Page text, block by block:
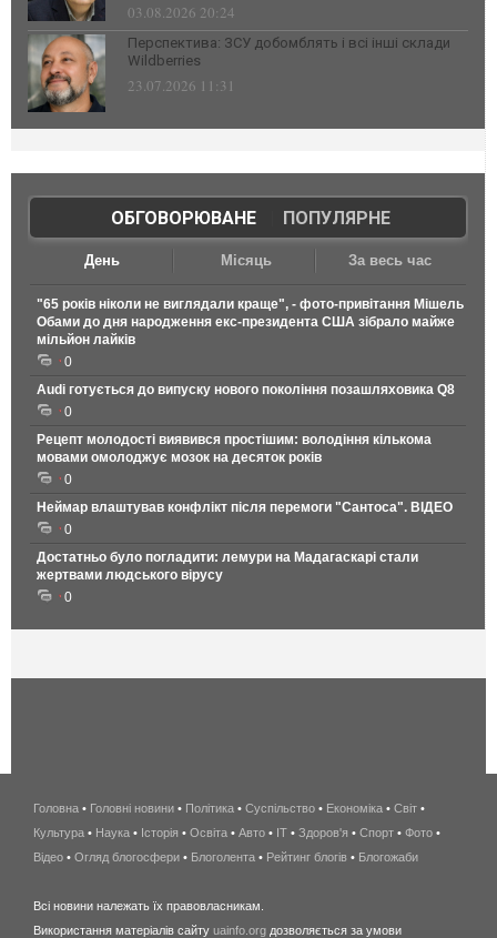
03.08.2026 20:24
Перспектива: ЗСУ добомблять і всі інші склади
Wildberries
23.07.2026 11:31
ОБГОВОРЮВАНЕ| ПОПУЛЯРНЕ
День Місяць За весь час
"65 років ніколи не виглядали краще", - фото-привітання Мішель
Обами до дня народження екс-президента США зібрало майже
мільйон лайків
0
Audi готується до випуску нового покоління позашляховика Q8
0
Рецепт молодості виявився простішим: володіння кількома
мовами омолоджує мозок на десяток років
0
Неймар влаштував конфлікт після перемоги "Сантоса". ВІДЕО
0
Достатньо було погладити: лемури на Мадагаскарі стали
жертвами людського вірусу
0
беспроводной
интернет
киев
wimax
Головна • Головні новини • Політика • Суспільство • Економіка • Світ •
Культура • Наука • Історія • Освіта • Авто • IT • Здоров'я • Спорт • Фото •
Відео • Огляд блогосфери • Блоголента • Рейтинг блогів • Блогожаби
Всі новини належать їх правовласникам.
Використання матеріалів сайту uainfo.org дозволяється за умови